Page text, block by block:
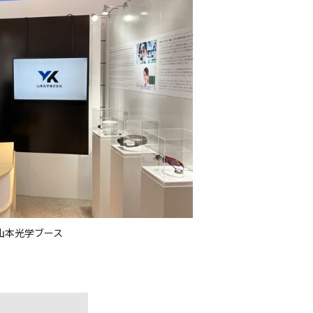
本光学ブース